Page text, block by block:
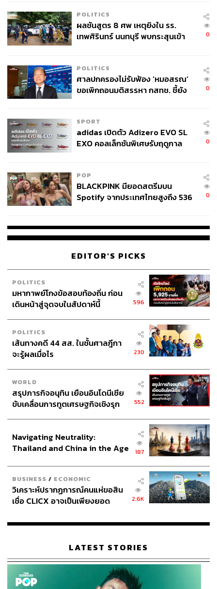
POLITICS
ผลชันสูตร 8 ศพ เหตุยิงใน รร.
เทพศิรินทร์ นนทบุรี พบกระสุนเข้า
0
POLITICS
ศาลปกครองไม่รับฟ้อง ‘หมอสรณ’
ขอเพิกถอนมติสรรหา กสทช. ชี้ยัง
0
SPORT
adidas เปิดตัว Adizero EVO SL
EXO คอลเล็กชันพิเศษรับฤดูกาล
0
POP
BLACKPINK มียอดสตรีมบน
Spotify จากประเทศไทยสูงถึง 536
0
EDITOR'S PICKS
POLITICS
มหากาพย์โกงข้อสอบท้องถิ่น ก่อน
เดินหน้าสู่จุดจบในสัปดาห์นี้
596
POLITICS
เส้นทางคดี 44 สส. ในชั้นศาลฎีกา
จะรู้ผลเมื่อไร
230
WORLD
สรุปภารกิจอนุทิน เยือนอินโดนีเซีย
ขับเคลื่อนการทูตเศรษฐกิจเชิงรุก
552
Navigating Neutrality:
Thailand and China in the Age
187
BUSINESS / ECONOMIC
วิเคราะห์ปรากฏการณ์คนแห่ขอสิน
เชื่อ CLICX อาจเป็นเพียงยอด
เรือนไทยที่ถูกซุกไว้
2.6K
LATEST STORIES